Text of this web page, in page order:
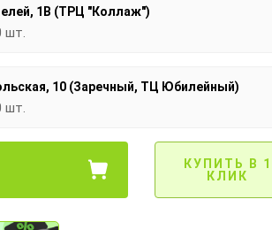
1В (ТРЦ "Коллаж")
шт.
10 (Заречный, ТЦ Юбилейный)
шт.
КУПИТЬ В 1
КЛИК